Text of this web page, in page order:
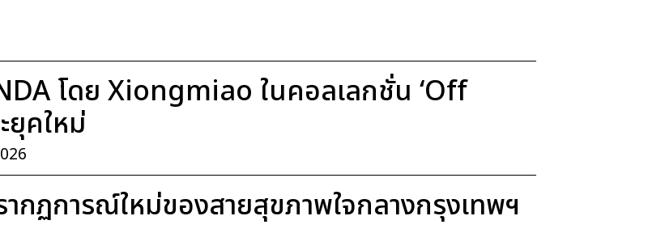
โดย Xiongmiao ในคอลเลกชั่น ‘Off
ยุคใหม่
ฏการณ์ใหม่ของสายสุขภาพใจกลางกรุงเทพฯ